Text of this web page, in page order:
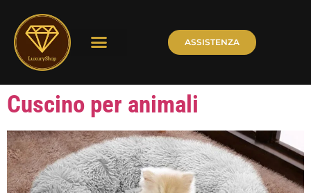
ASSISTENZA
Cuscino per animali